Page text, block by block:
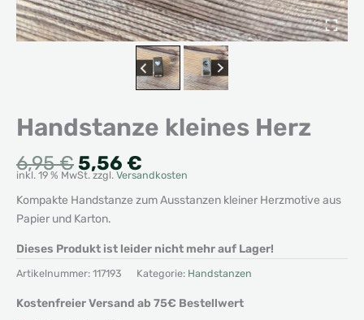
Handstanze kleines Herz
6,95€Ursprünglicher
Preis
war:
6,95 €
5,56 €
Preis
ist:
inkl. 19 % MwSt. zzgl. Versandkosten
Kompakte Handstanze zum Ausstanzen kleiner Herzmotive aus
Papier und Karton.
Dieses Produkt ist leider nicht mehr auf Lager!
Artikelnummer: 117193 Kategorie: Handstanzen
Kostenfreier Versand ab 75€ Bestellwert